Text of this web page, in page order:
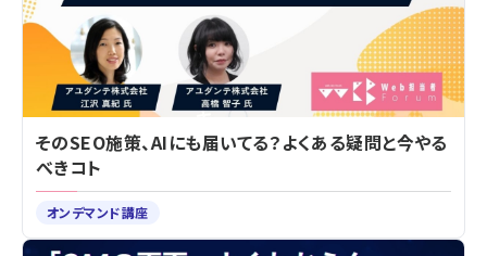
そのSEO施策、AIにも届いてる？よくある疑問と今やる
べきコト
オンデマンド講座